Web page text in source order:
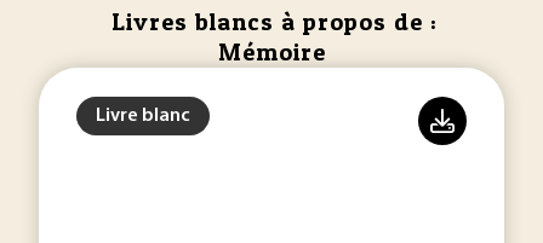
Livres blancs à propos de :
Mémoire
Livre blanc